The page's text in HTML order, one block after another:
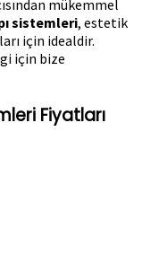
mükemmel
sistemleri, estetik
için idealdir.
için bize
Fiyatları